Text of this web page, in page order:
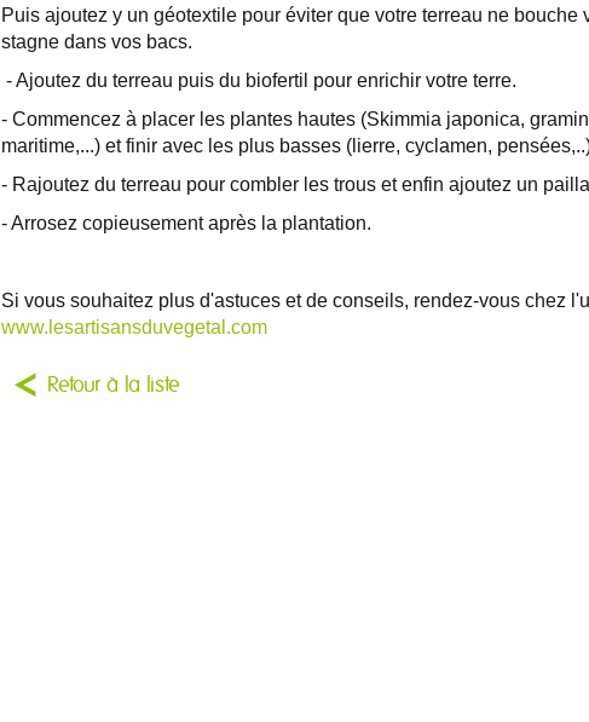
Puis ajoutez y un géotextile pour éviter que votre terreau ne
stagne dans vos bacs.
- Ajoutez du terreau puis du biofertil pour enrichir votre terre.
- Commencez à placer les plantes hautes (Skimmia japonica,
maritime,...) et finir avec les plus basses (lierre, cyclamen,
- Rajoutez du terreau pour combler les trous et enfin ajoutez un
- Arrosez copieusement après la plantation.
Si vous souhaitez plus d'astuces et de conseils, rendez-vous chez
www.lesartisansduvegetal.com
Retour à la liste